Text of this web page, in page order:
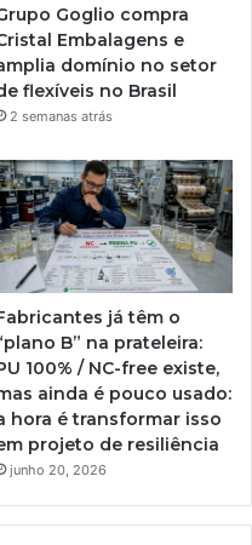
Goglio compra
Embalagens e
domínio no setor
flexíveis no Brasil
2 semanas atrás
já têm o
B” na prateleira:
100% / NC-free existe,
ainda é pouco usado:
hora é transformar isso
projeto de resiliência
junho 20, 2026